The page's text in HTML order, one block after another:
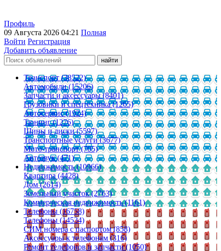
Профиль
09 Августа 2026 04:21 Полная
Войти Регистрация
Добавить объявление
Транспорт (38522)
Автомобили (15206)
Запчасти и аксессуары (8401)
Грузовики и спецтехника (1265)
Автосервис (1924)
Тюнинг (1276)
Шины и диски (5597)
Транспортные услуги (3677)
Мото-транспорт (705)
Автозвук (471)
Недвижимость (10966)
Квартира (4428)
Дом (2614)
Земельный участок (2763)
Коммерческая недвижимость (1161)
Телефоны (16758)
Телефоны (14534)
СИМ номера с паспортом (858)
Аксессуары к телефонам (316)
Ремонт телефонов и запчасти (1050)